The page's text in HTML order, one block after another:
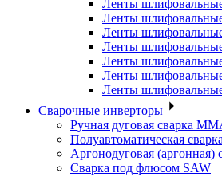
Ленты
Ленты
Ленты
Ленты
Ленты
Ленты
Ленты
Сварочные инверторы
Ручная дуговая сварка
Полуавтоматическая
Аргонодуговая (аргонная)
Сварка под флюсом SAW